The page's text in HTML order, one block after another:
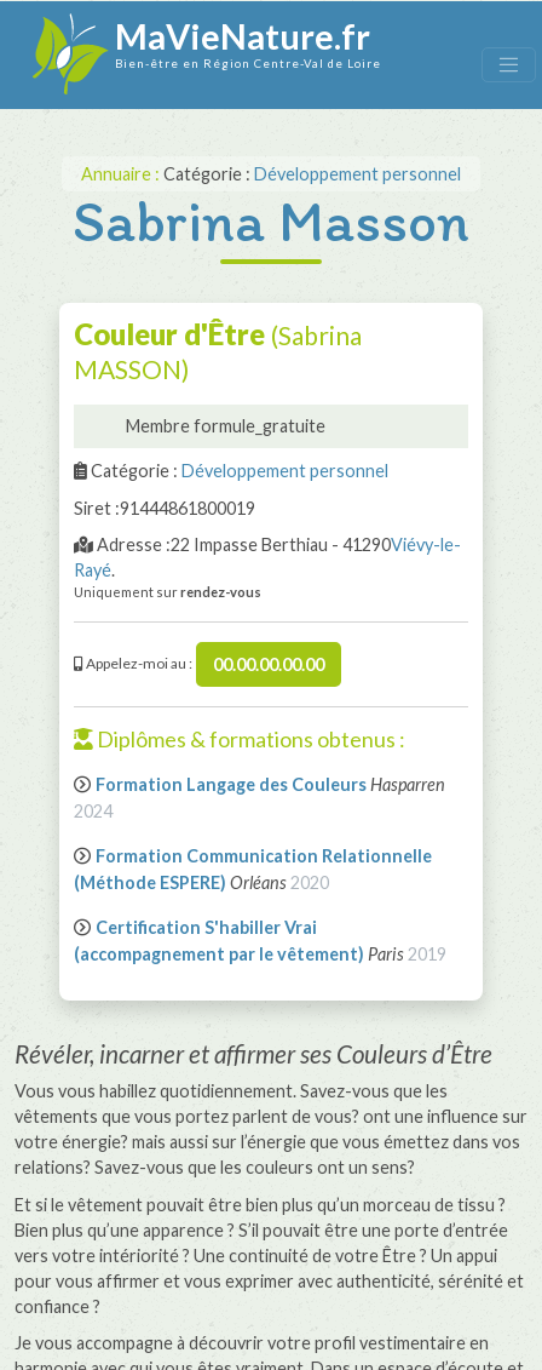
MaVieNature.fr
Bien-être en Région Centre-Val de Loire
Annuaire : Catégorie : Développement personnel
Sabrina Masson
Couleur d'Être (Sabrina
MASSON)
Membre formule_gratuite
Catégorie : Développement personnel
Siret :91444861800019
Adresse :22 Impasse Berthiau - 41290Viévy-le-
Rayé.
Uniquement surrendez-vous
Appelez-moi au : 00.00.00.00.00
Diplômes & formations obtenus :
Formation Langage des Couleurs Hasparren
2024
Formation Communication Relationnelle
(Méthode ESPERE) Orléans 2020
Certification S'habiller Vrai
(accompagnement par le vêtement) Paris 2019
Révéler, incarner et affirmer ses Couleurs d’Être
Vous vous habillez quotidiennement. Savez-vous que les
vêtements que vous portez parlent de vous? ont une influence sur
votre énergie? mais aussi sur l’énergie que vous émettez dans vos
relations? Savez-vous que les couleurs ont un sens?
Et si le vêtement pouvait être bien plus qu’un morceau de tissu ?
Bien plus qu’une apparence ? S’il pouvait être une porte d’entrée
vers votre intériorité ? Une continuité de votre Être ? Un appui
pour vous affirmer et vous exprimer avec authenticité, sérénité et
confiance ?
Je vous accompagne à découvrir votre profil vestimentaire en